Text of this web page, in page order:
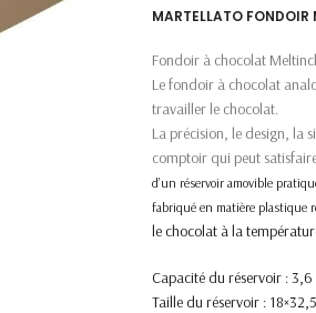
MARTELLATO
Fondoir à chocolat
Le fondoir à chocolat
travailler le chocolat.
La précision, le design, la
comptoir qui peut
d’un réservoir amovible
fabriqué en matière plastique
le chocolat à la
Capacité du réservoir : 3,6
Taille du réservoir :